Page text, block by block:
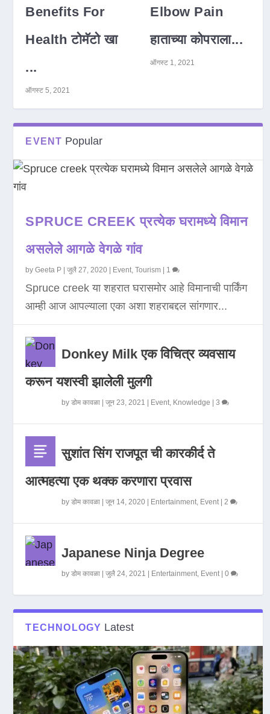
Benefits For
Health टोमॅटो खा
...
ऑगस्ट 5, 2021
Elbow Pain
हाताच्या कोपराला...
ऑगस्ट 1, 2021
EVENT Popular
SPRUCE CREEK प्रत्येक घरामध्ये विमान
असलेले आगळे वेगळे गांव
byGeeta P |जुलै 27, 2020 Event,Tourism 1
Spruce creek या शहरात घरासमोर आहे विमानाची पार्किंग
आम्ही आज आपल्याला एका अशा शहराबद्दल सांगणार...
Donkey Milk एक विचित्र व्यवसाय
करून यशस्वी झालेली मुलगी
byडोम कावळा |जून 23, 2021 Event, Knowledge |3
सुशांत सिंग राजपूत ची कारकीर्द ते
आत्महत्या एक थक्क करणारा प्रवास
byडोम कावळा |जून 14, 2020 Entertainment, Event|2
Japanese Ninja Degree
byडोम कावळा |जुलै 24, 2021 Entertainment, Event|0
TECHNOLOGY Latest